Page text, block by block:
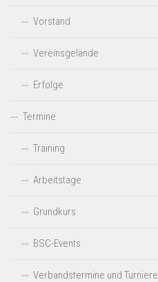
Vorstand
Vereinsgelände
Erfolge
Termine
Training
Arbeitstage
Grundkurs
BSC-Events
Verbandstermine und Turniere